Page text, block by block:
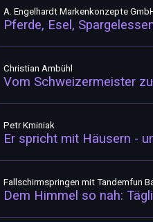
A. Engelhardt Markenkonzepte
Pferde, Esel,
Christian Ambühl
Vom Schweizermeister
Petr Kminiak
Er spricht mit Häusern -
Fallschirmspringen mit Tandemfun
Dem Himmel so nah: